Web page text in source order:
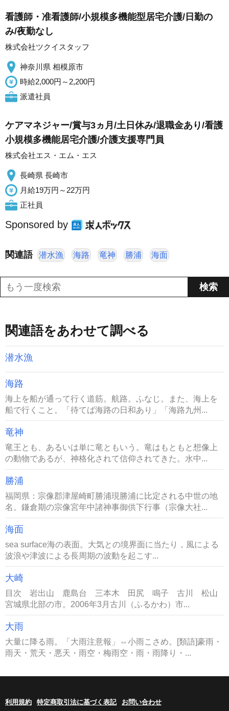
看護師・准看護師/小規模多機能型居宅介護/日勤の
み/夜勤なし
株式会社ツクイスタッフ
神奈川県 相模原市
時給2,000円～2,200円
派遣社員
ケアマネジャー/賞与3ヵ月/土日休み/退職金あり/看護
小規模多機能居宅介護/介護支援専門員
株式会社エス・エム・エス
長崎県 長崎市
月給19万円～22万円
正社員
Sponsored by
関連語 潜水漁 海路 竜神 勝浦 海面
関連語をあわせて調べる
潜水漁
海路
海上を船が通って行く道筋。航路。ふなじ。また、海上を
船で行くこと。「待てば海路の日和あり」「海路九州...
竜神
竜王とも、あるいは単に竜ともいう。竜はもともと想像上
の動物であるが、神格化されて信仰されてきた。水中...
勝浦
福岡県：宗像郡津屋崎町勝浦現勝浦に比定される中世の地
名。鎌倉期の宗像宮年中諸神事御供下行事（宗像大社...
海面
sea surface海の表面。大気との境界面に当たり，風による
波浪や津波による長周期の波動を起こす...
大崎
目次 岩出山 鹿島台 三本木 田尻 鳴子 古川 松山
宮城県北部の市。2006年3月古川（ふるかわ）市...
大雨
大量に降る雨。「大雨注意報」⇔小雨こさめ。[類語]豪雨・
雨天・荒天・悪天・雨空・梅雨空・雨・雨降り・...
利用規約 特定商取引法に基づく表記 お問い合わせ